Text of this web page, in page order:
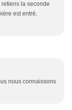
la seconde
est entré,
nous connaissons